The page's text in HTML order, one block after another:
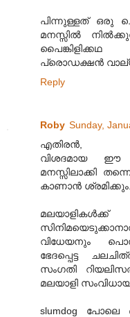
പിന്നുള്ളത് ഒരു
മനസ്സില്‍
പൈങ്കിളിക്കഥ
പ്രൊഡക്ഷന്‍
Reply
Roby Sunday,
എതിരന്‍,
വിശദമായ ഈ
മനസ്സിലാക്കി
കാണാന്‍ ശ്രമിക്കും.
വിധേയനും
ഭേദപ്പെട്ട
സംഗതി
മലയാളി
slumdog പോലെ